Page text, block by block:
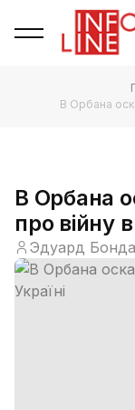
В Орбана
В Орбана
про війну
Эдуард